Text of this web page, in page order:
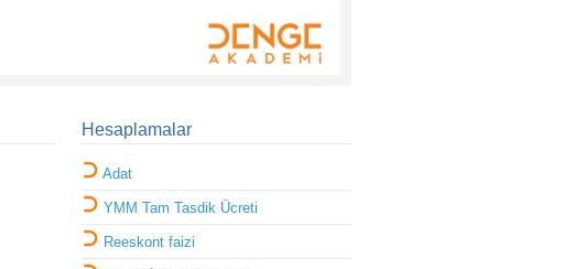
Hesaplamalar
Adat
YMM Tam Tasdik Ücreti
Reeskont faizi